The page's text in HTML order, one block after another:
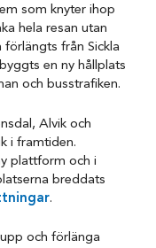
som knyter ihop
hela resan utan
från Sickla
en ny hållplats
och busstrafiken.
Alvik och
i framtiden.
plattform och i
breddats
.
och förlänga